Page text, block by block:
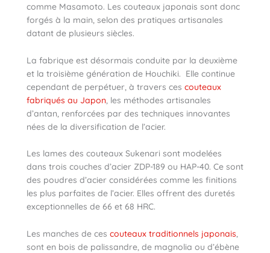
comme Masamoto. Les couteaux japonais sont donc
forgés à la main, selon des pratiques artisanales
datant de plusieurs siècles.
La fabrique est désormais conduite par la deuxième
et la troisième génération de Houchiki. Elle continue
cependant de perpétuer, à travers ces couteaux
fabriqués au Japon, les méthodes artisanales
d’antan, renforcées par des techniques innovantes
nées de la diversification de l’acier.
Les lames des couteaux Sukenari sont modelées
dans trois couches d’acier ZDP-189 ou HAP-40. Ce sont
des poudres d’acier considérées comme les finitions
les plus parfaites de l’acier. Elles offrent des duretés
exceptionnelles de 66 et 68 HRC.
Les manches de ces couteaux traditionnels japonais
sont en bois de palissandre, de magnolia ou d’ébène